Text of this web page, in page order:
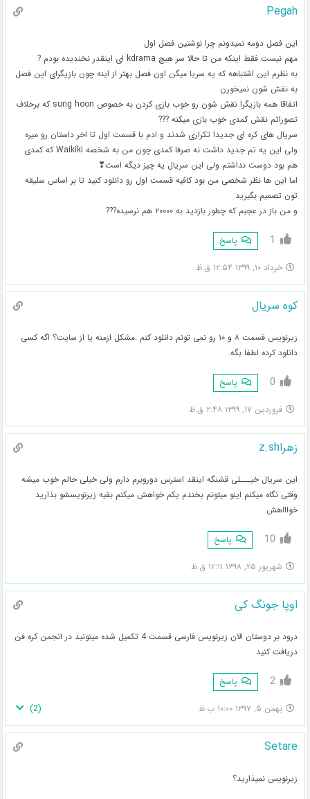
Pegah
این فصل دومه نمیدونم چرا نوشتین فصل اول
مهم نیست فقط اینکه من تا حالا سر هیچ kdrama ای اینقدر نخندیده بودم ?
به نظرم این اشتباهه که یه سریا میگن اون فصل بهتر از اینه چون بازیگرای این فصل
به نقش شون نمیخورن
اتفاقا همه بازیگرا نقش شون رو خوب بازی کردن به خصوص sung hoon که برخلاف
تصوراتم نقش کمدی خوب بازی میکنه ???
سریال های کره ای جدیدا تکراری شدند و ادم با قسمت اول تا اخر داستان رو میره
ولی این یه تم جدید داشت نه صرفا کمدی چون من به شخصه Waikiki که کمدی
هم بود دوست نداشتم ولی این سریال یه چیز دیگه است❣
اما این ها نظر شخصی من بود کافیه قسمت اول رو دانلود کنید تا بر اساس سلیقه
تون تصمیم بگیرید
و من باز در عجبم که چطور بازدید به ۲۰۰۰۰ هم نرسیده???
1 پاسخ
خرداد ۱۰, ۱۳۹۹ ۱۲:۵۴ ق.ظ
کوه سریال
زیرنویس قسمت ۸ و ۱۰ رو نمی تونم دانلود کنم .مشکل ازمنه یا از سایت؟ اگه کسی
دانلود کرده لطفا بگه.
0 پاسخ
فروردین ۱۷, ۱۳۹۹ ۲:۴۸ ق.ظ
زهراz.sh
این سریال خیـــلی قشنگه اینقد استرس دوروبرم دارم ولی خیلی حالم خوب میشه
وقتی نگاه میکنم اینو میتونم بخندم یکم خواهش میکنم بقیه زیرنویسشو بذارید
خواااهش
10 پاسخ
شهریور ۲۵, ۱۳۹۸ ۱۲:۱۱ ق.ظ
اوپا جونگ کی
درود بر دوستان الان زیرنویس فارسی قسمت 4 تکمیل شده میتونید در انجمن کره فن
دریافت کنید
2 پاسخ
بهمن ۵, ۱۳۹۷ ۱۰:۰۰ ب.ظ (
2
)
Setare
زیرنویس نمیذارید؟